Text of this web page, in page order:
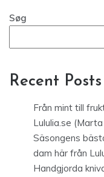
Søg
Recent Posts
Från mint till
Lululia.se
Säsongens
dam här från
Handgjorda